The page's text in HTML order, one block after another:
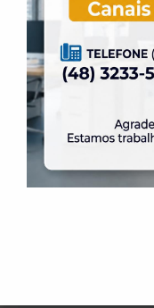
PróTênis 2026
19 de julho de 2026
Venha para o
14 de julho de 2026
– Temporada